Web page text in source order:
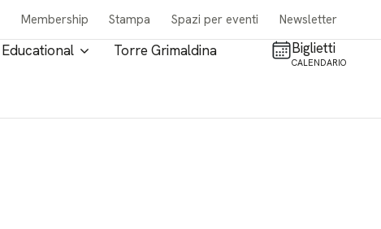
Membership Stampa Spazi per eventi Newsletter
Educational Torre Grimaldina Biglietti
CALENDARIO